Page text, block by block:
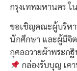
กรุงเทพมหานคร
ขอเชิญคณะผู้บริหา
นักศึกษา และผู้มีจิ
กุศลถวายผ้าพระก
กล่องรับบุญ เค